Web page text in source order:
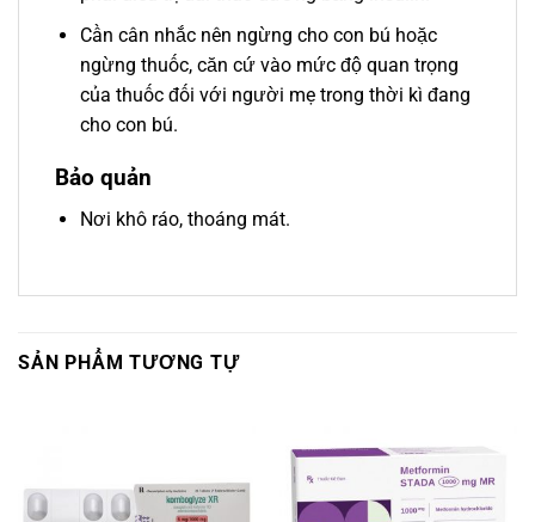
Cần cân nhắc nên ngừng cho con bú hoặc
ngừng thuốc, căn cứ vào mức độ quan trọng
của thuốc đối với người mẹ trong thời kì đang
cho con bú.
Bảo quản
Nơi khô ráo, thoáng mát.
SẢN PHẨM TƯƠNG TỰ